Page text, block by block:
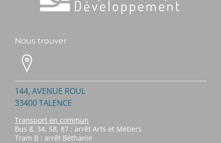
Nous trouver
144, AVENUE ROUL
33400 TALENCE
Transport en commun
Bus 8, 34, 58, 87 : arrêt Arts et Métiers
Tram B : arrêt Béthanie